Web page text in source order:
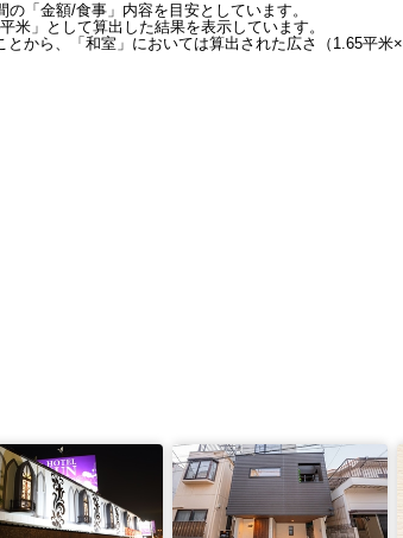
「金額/食事」内容を目安としています。
」として算出した結果を表示しています。
から、「和室」においては算出された広さ（1.65平米